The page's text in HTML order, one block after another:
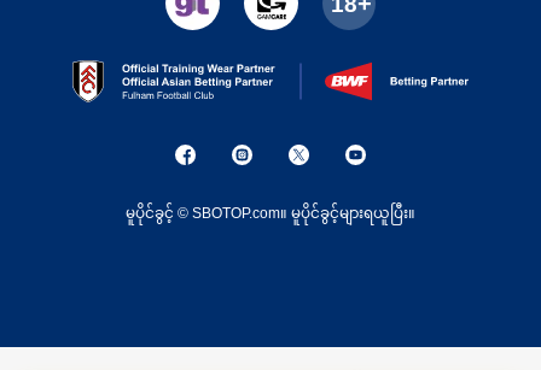
မူပိုင်ခွင့် © SBOTOP.com။ မူပိုင်ခွင့်များရယူပြီး။